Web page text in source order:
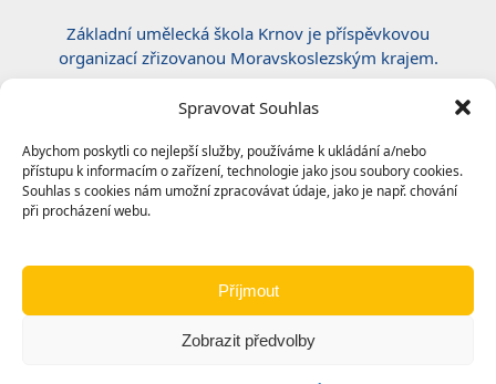
Spravovat Souhlas
Abychom poskytli co nejlepší služby, používáme k ukládání a/nebo
přístupu k informacím o zařízení, technologie jako jsou soubory cookies.
Souhlas s cookies nám umožní zpracovávat údaje, jako je např. chování
při procházení webu.
Příjmout
Zobrazit předvolby
Základní umělecká škola Krnov je příspěvkovou
organizací zřizovanou Moravskoslezským krajem.
Certifikace ČSN EN ISO 50001:2019